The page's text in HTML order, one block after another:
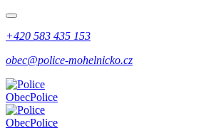
+420 583 435 153
obec@police-mohelnicko.cz
ObecPolice
ObecPolice